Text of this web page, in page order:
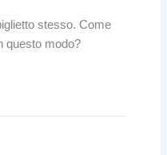
stesso. Come
questo modo?